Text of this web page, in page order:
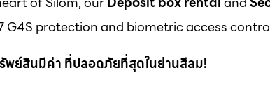
protection and biometric access
รัพย์สินมีค่า ที่ปลอดภัยที่สุดในย่านสีลม!